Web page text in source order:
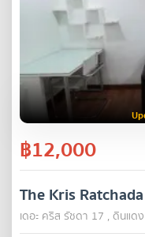
฿12,000
The Kris
เดอะ คริส รัชดา 17 , ดินแด